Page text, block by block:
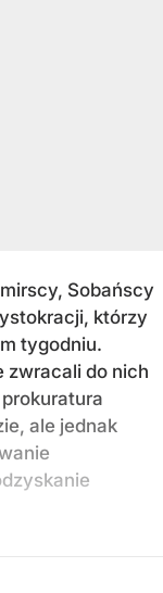
Sobańscy
którzy
tygodniu.
zwracali do nich
ale jednak